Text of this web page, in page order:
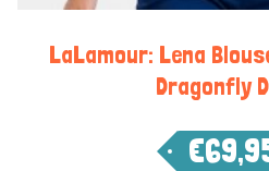
LaLamour: Lena
Dragonfly
€